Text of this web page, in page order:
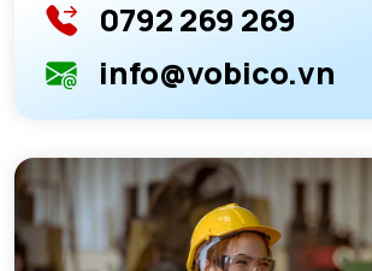
0792 269 269
info@vobico.vn